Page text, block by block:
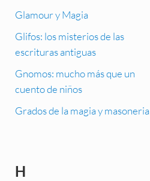
Glamour y Magia
Glifos: los misterios de las
escrituras antiguas
Gnomos: mucho más que un
cuento de niños
Grados de la magia y masoneria
H